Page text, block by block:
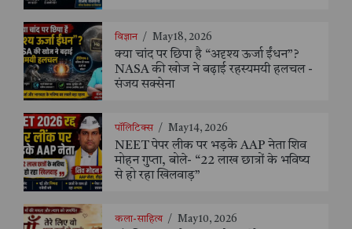
विज्ञान / May 18, 2026
क्या चांद पर छिपा है “अदृश्य ऊर्जा ईंधन”?
NASA की खोज ने बढ़ाई रहस्यमयी हलचल -
संजय सक्सेना
पॉलिटिक्स / May 14, 2026
NEET पेपर लीक पर भड़के AAP नेता शिव
मोहन गुप्ता, बोले- “22 लाख छात्रों के भविष्य
से हो रहा खिलवाड़”
कला-साहित्य / May 10, 2026